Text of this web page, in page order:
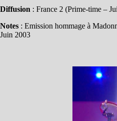
Diffusion : France 2 (Prime-time –
Notes : Emission hommage à
Juin 2003